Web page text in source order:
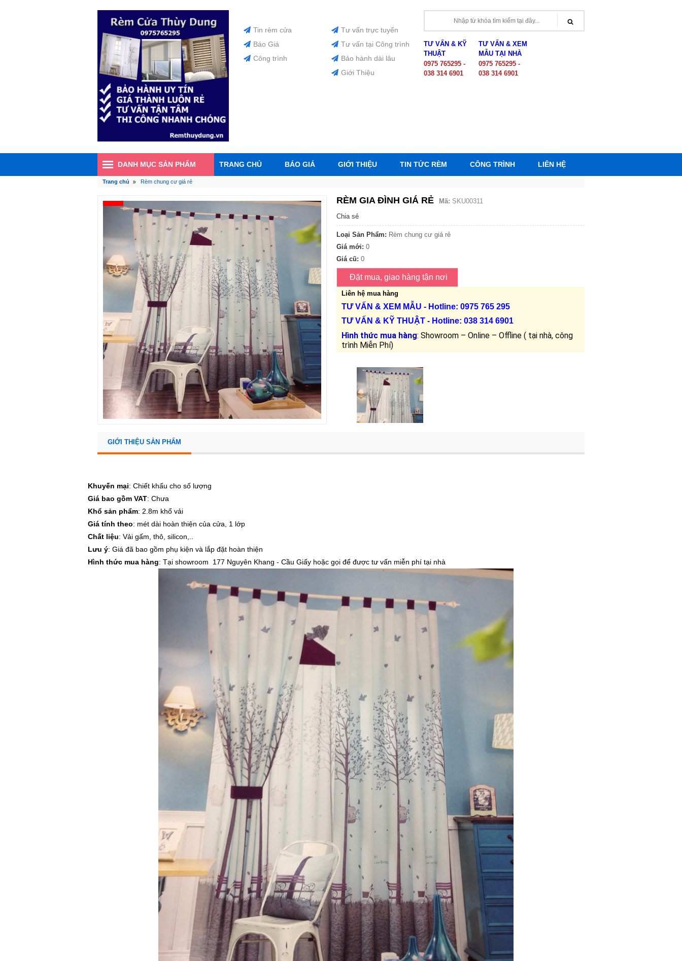
Tin rèm cửa
Báo Giá
Công trình
Tư vấn trực tuyến
Tư vấn tại Công trình
Bảo hành dài lâu
Giới Thiệu
TƯ VẤN & KỸ
THUẬT
0975 765295 -
038 314 6901
TƯ VẤN & XEM
MẪU TẠI NHÀ
0975 765295 -
038 314 6901
DANH MỤC SẢN PHẨM TRANG CHỦ BÁO GIÁ GIỚI THIỆU TIN TỨC RÈM CÔNG TRÌNH LIÊN HỆ
Trang chủ Rèm chung cư giá rẻ
RÈM GIA ĐÌNH GIÁ RẺ Mã: SKU00311
Chia sẻ
Loại Sản Phẩm: Rèm chung cư giá rẻ
Giá mới:0
Giá cũ:0
Liên hệ mua hàng
TƯ VẤN &XEM MẪU- Hotline: 0975 765 295
TƯ VẤN & KỸ THUẬT - Hotline: 038 314 6901
Hình thức mua hàng: Showroom – Online – Offline ( tại nhà, công
trình Miễn Phí)
GIỚI THIỆU SẢN PHẨM
Khuyến mại: Chiết khấu cho số lượng
Giá bao gồm VAT: Chưa
Khổ sản phẩm: 2.8m khổ vải
Giá tính theo: mét dài hoàn thiện của cửa, 1 lớp
Chất liệu: Vải gấm, thô, silicon,..
Lưu ý: Giá đã bao gồm phụ kiện và lắp đặt hoàn thiện
Hình thức mua hàng: Tại showroom 177 Nguyên Khang - Cầu Giấy hoặc gọi để được tư vấn miễn phí tại nhà